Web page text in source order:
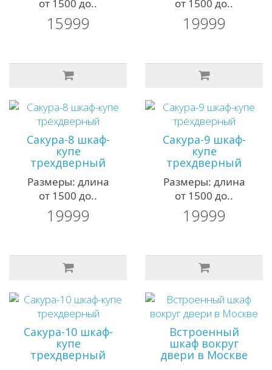
от 1500 до..
15999
от 1500 до..
19999
Сакура-8 шкаф-
купе
трехдверный
Размеры: длина
от 1500 до..
19999
Сакура-9 шкаф-
купе
трехдверный
Размеры: длина
от 1500 до..
19999
Сакура-10 шкаф-
купе
трехдверный
Встроенный
шкаф вокруг
двери в Москве